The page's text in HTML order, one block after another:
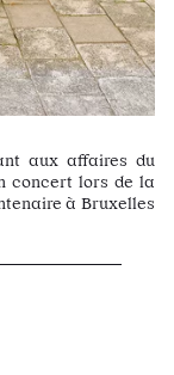
aux affaires du
concert lors de la
à Bruxelles